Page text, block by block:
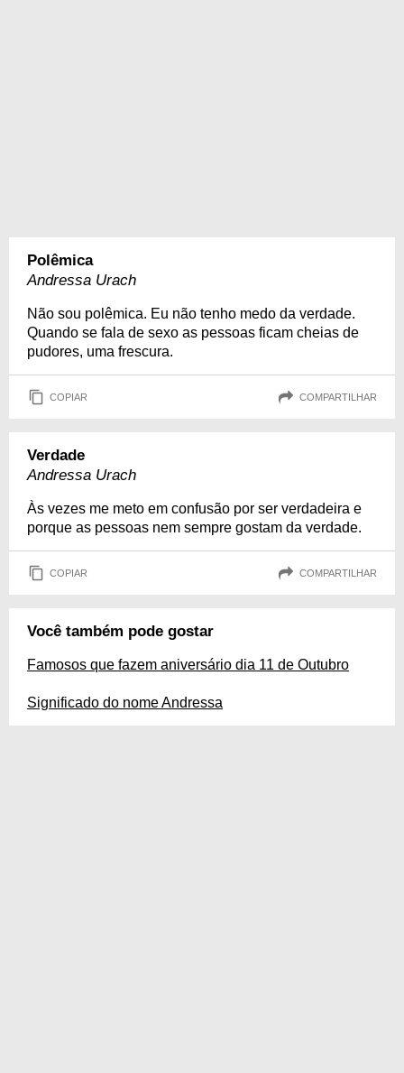
Polêmica
Andressa Urach
Não sou polêmica. Eu não tenho medo da verdade.
Quando se fala de sexo as pessoas ficam cheias de
pudores, uma frescura.
COPIAR COMPARTILHAR
Verdade
Andressa Urach
Às vezes me meto em confusão por ser verdadeira e
porque as pessoas nem sempre gostam da verdade.
COPIAR COMPARTILHAR
Você também pode gostar
Famosos que fazem aniversário dia 11 de Outubro
Significado do nome Andressa